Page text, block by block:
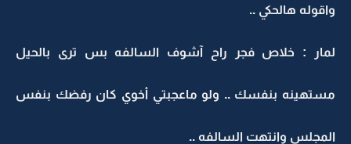
واقوله هالحكي ..
لمار : خلاص فجر راح آشوف السالفه بس ترى بالحيل
مستهينه بنفسك .. ولو ماعجبتي أخوي كان رفضك بنفس
المجلس وانتهت السالفه ..